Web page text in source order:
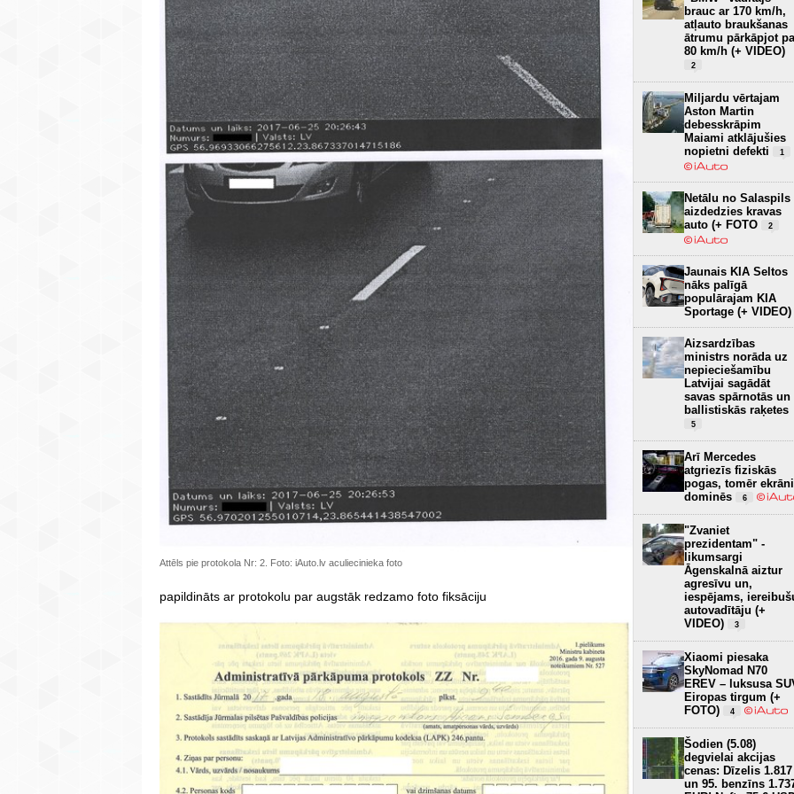
Attēls pie protokola Nr: 2. Foto: iAuto.lv aculiecinieka foto
papildināts ar protokolu par augstāk redzamo foto fiksāciju
brauc ar 170 km/h,
atļauto braukšanas
ātrumu pārkāpjot
80 km/h (+ VIDEO)
2
Miljardu vērtajam
Aston Martin
debesskrāpim
Maiami atklājušies
nopietni defekti
1
Netālu no Salaspils
aizdedzies kravas
auto (+ FOTO
2
Jaunais KIA Seltos
nāks palīgā
populārajam KIA
Sportage (+ VIDEO)
Aizsardzības
ministrs norāda uz
nepieciešamību
Latvijai sagādāt
savas spārnotās un
ballistiskās raķetes
5
Arī Mercedes
atgriezīs fiziskās
pogas, tomēr ekrāni
dominēs
6
"Zvaniet
prezidentam" -
likumsargi
Āgenskalnā aiztur
agresīvu un,
iespējams,
autovadītāju (+
VIDEO)
3
Xiaomi piesaka
SkyNomad N70
EREV – luksusa
Eiropas tirgum (+
FOTO)
4
Šodien (5.08)
degvielai akcijas
cenas: Dīzelis 1.817
un 95. benzīns